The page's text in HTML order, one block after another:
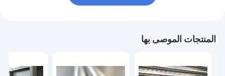
المنتجات الموصى بها